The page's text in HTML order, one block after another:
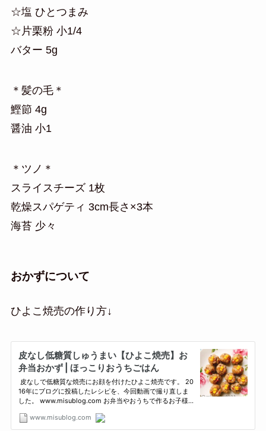
☆塩 ひとつまみ
☆片栗粉 小1/4
バター 5g
＊髪の毛＊
鰹節 4g
醤油 小1
＊ツノ＊
スライスチーズ 1枚
乾燥スパゲティ 3cm長さ×3本
海苔 少々
おかずについて
ひよこ焼売の作り方↓